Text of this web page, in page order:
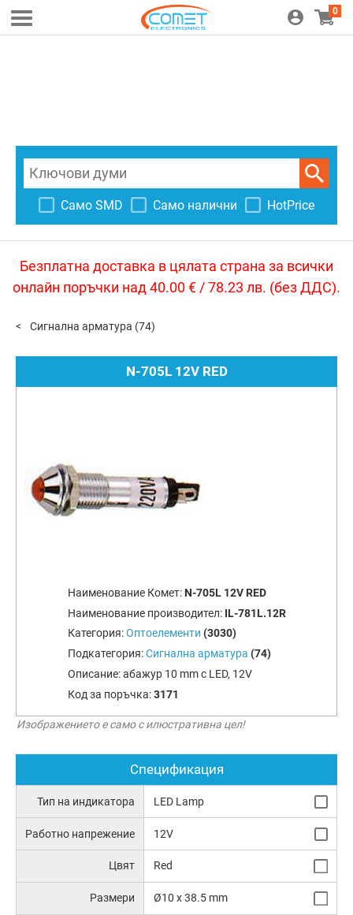
0
Само SMD Само налични HotPrice
Безплатна доставка в цялата страна за всички
онлайн поръчки над 40.00 € / 78.23 лв. (без ДДС).
Сигнална арматура (74)
N-705L 12V RED
Наименование Комет: N-705L 12V RED
Наименование производител: IL-781L.12R
Категория:Оптоелементи (3030)
Подкатегория:Сигнална арматура (74)
Описание:абажур 10 mm с LED, 12V
Код за поръчка:3171
Изображението е само с илюстративна цел!
Спецификация
Тип на индикатора LED Lamp
Работно напрежение 12V
Цвят Red
Размери Ø10 x 38.5 mm